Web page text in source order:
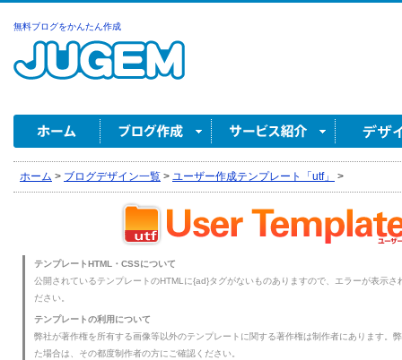
無料ブログをかんたん作成
ホーム > ブログデザイン一覧 > ユーザー作成テンプレート「utf」 >
テンプレートHTML・CSSについて
公開されているテンプレートのHTMLに{ad}タグがないものありますので、エラーが表示
ださい。
テンプレートの利用について
弊社が著作権を所有する画像等以外のテンプレートに関する著作権は制作者にあります。
た場合は、その都度制作者の方にご確認ください。